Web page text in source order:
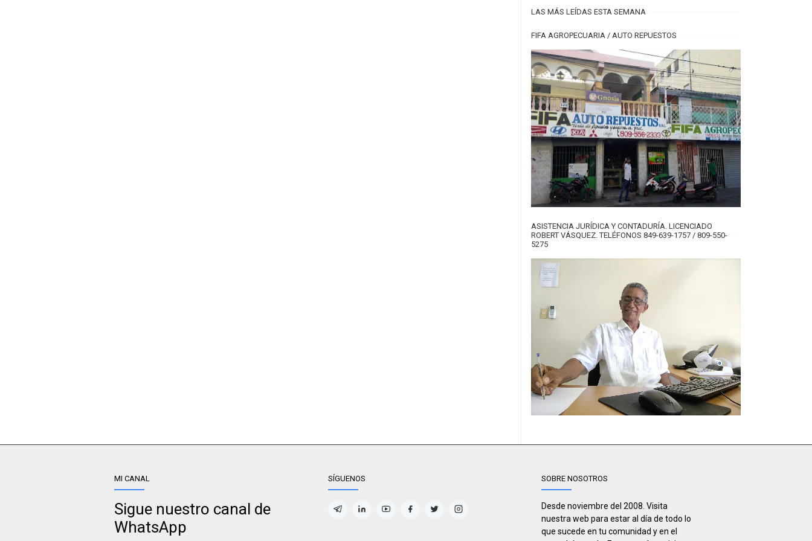
LAS MÁS LEÍDAS ESTA SEMANA
FIFA AGROPECUARIA / AUTO REPUESTOS
ASISTENCIA JURÍDICA Y CONTADURÍA. LICENCIADO
ROBERT VÁSQUEZ. TELÉFONOS 849-639-1757 / 809-550-
5275
MI CANAL
Sigue nuestro canal de
WhatsApp
SÍGUENOS SOBRE NOSOTROS
Desde noviembre del 2008. Visita
nuestra web para estar al día de todo lo
que sucede en tu comunidad y en el